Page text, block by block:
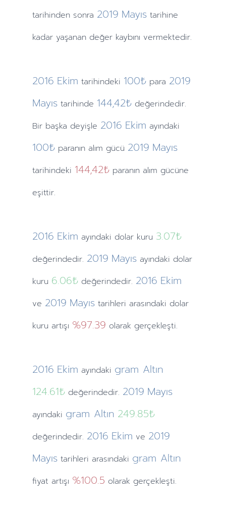
tarihindensonra 2019 Mayıs tarihine
kadar yaşanan değer kaybını vermektedir.
2016 Ekim tarihindeki 100₺ para 2019
Mayıs tarihinde 144,42₺ değerindedir.
Bir başka deyişle 2016 Ekim ayındaki
100₺ paranın alım gücü 2019 Mayıs
tarihindeki 144,42₺ paranın alım gücüne
eşittir.
2016 Ekim ayındaki dolar kuru 3.07₺
değerindedir. 2019 Mayıs ayındaki dolar
kuru 6.06₺değerindedir. 2016 Ekim
ve 2019 Mayıs tarihleri arasındaki dolar
kuru artışı %97.39 olarak gerçekleşti.
2016 Ekim ayındaki gram Altın
124.61₺değerindedir. 2019 Mayıs
ayındaki gram Altın 249.85₺
değerindedir. 2016 Ekim ve 2019
Mayıs tarihleri arasındaki gram Altın
fiyat artışı %100.5 olarak gerçekleşti.